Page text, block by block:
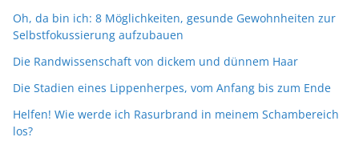
Oh, da bin ich: 8 Möglichkeiten, gesunde Gewohnheiten zur
Selbstfokussierung aufzubauen
Die Randwissenschaft von dickem und dünnem Haar
Die Stadien eines Lippenherpes, vom Anfang bis zum Ende
Helfen! Wie werde ich Rasurbrand in meinem Schambereich
los?